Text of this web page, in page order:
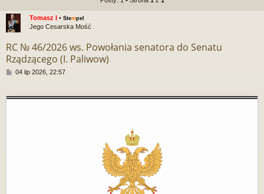
Tomasz I •Stempel
Jego Cesarska Mość
RC № 46/2026 ws. Powołania senatora do Senatu
Rządzącego (I. Paliwow)
P
t
04 lip 2026, 22:57